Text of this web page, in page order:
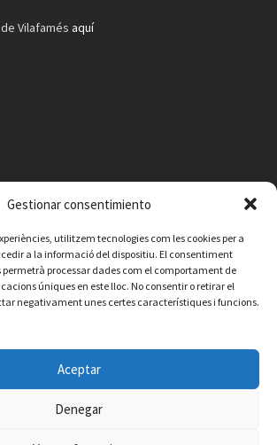
Gestionar consentimiento
utilitzem tecnologies com les cookies per a
a la informació del dispositiu. El consentiment
permetrà processar dades com el comportament de
úniques en este lloc. No consentir o retirar el
negativament unes certes característiques i funcions.
Aceptar
Denegar
Vilafamés aquí
Política de privacitat
de Vilafamés - Desarrollada por